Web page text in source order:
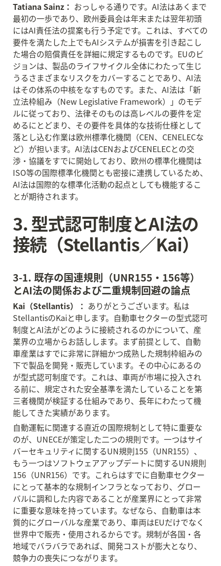
Tatiana Sainz： おっしゃる通りです。AI法はあくまで
最初の一歩であり、欧州委員会は年末または翌年初頭
にはAI責任法の提案も行う予定です。これは、すべての
要件を満たした上でもAIシステムが損害を引き起こし
た場合の賠償責任を詳細に規定するものです。EUのビ
ジョンは、製品のライフサイクル全体にわたって生じ
うるさまざまなリスクをカバーすることであり、AI法
はその体系の中核をなすものです。また、AI法は「新
立法枠組み（New Legislative Framework）」のモデ
ルに従っており、法律そのものは高レベルの要件を定
めるにとどまり、その要件を具体的な技術仕様として
落とし込む作業は欧州標準化機関（CEN、CENELECな
ど）が担います。AI法はCENおよびCENELECとの交
渉・協議をすでに開始しており、欧州の標準化機関は
ISO等の国際標準化機関とも密接に連携しているため、
AI法は国際的な標準化活動の起点としても機能するこ
とが期待されます。
3. 型式認可制度とAI法の
接続（Stellantis／Kai）
3-1. 既存の国連規則（UNR155・156等）
とAI法の関係および二重規制回避の論点
Kai（Stellantis）： ありがとうございます。私は
StellantisのKaiと申します。自動車セクターの型式認可
制度とAI法がどのように接続されるのかについて、産
業界の立場からお話しします。まず前提として、自動
車産業はすでに非常に詳細かつ成熟した規制枠組みの
下で製品を開発・販売しています。その中心にあるの
が型式認可制度です。これは、車両が市場に投入され
る前に、規定された安全基準を満たしていることを第
三者機関が検証する仕組みであり、長年にわたって機
能してきた実績があります。
自動運転に関連する直近の国際規制として特に重要な
のが、UNECEが策定した二つの規則です。一つはサイ
バーセキュリティに関するUN規則155（UNR155）、
もう一つはソフトウェアアップデートに関するUN規則
156（UNR156）です。これらはすでに自動車セクター
にとって基本的な規制インフラとなっており、グロー
バルに調和した内容であることが産業界にとって非常
に重要な意味を持っています。なぜなら、自動車は本
質的にグローバルな産業であり、車両はEUだけでなく
世界中で販売・使用されるからです。規制が各国・各
地域でバラバラであれば、開発コストが膨大となり、
競争力の喪失につながります。